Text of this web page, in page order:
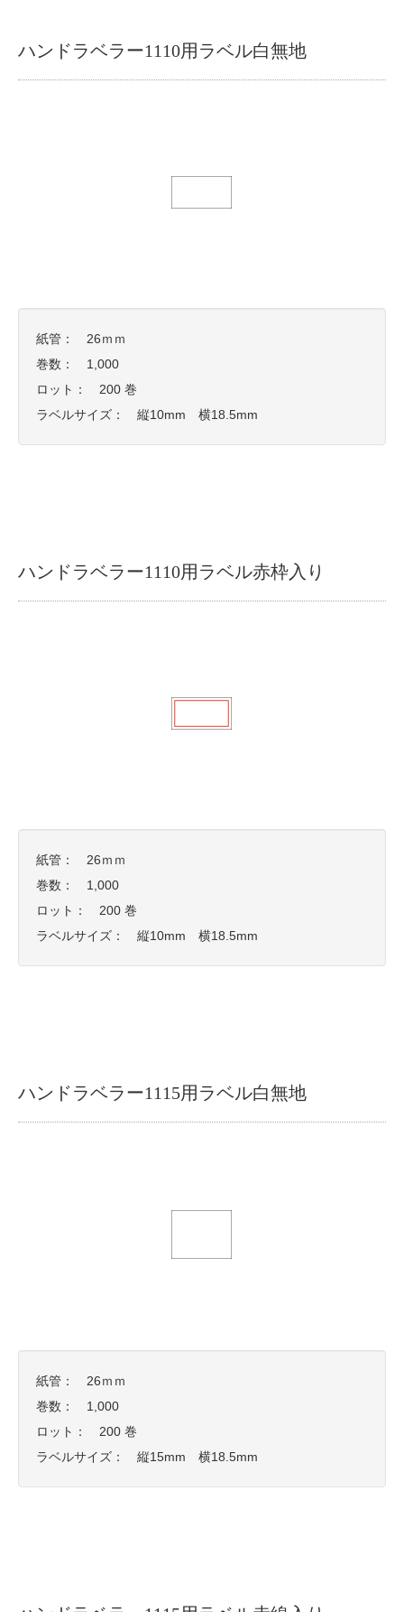
ハンドラベラー1110用ラベル白無地
紙管： 26ｍｍ
巻数： 1,000
ロット： 200 巻
ラベルサイズ： 縦10mm 横18.5mm
ハンドラベラー1110用ラベル赤枠入り
紙管： 26ｍｍ
巻数： 1,000
ロット： 200 巻
ラベルサイズ： 縦10mm 横18.5mm
ハンドラベラー1115用ラベル白無地
紙管： 26ｍｍ
巻数： 1,000
ロット： 200 巻
ラベルサイズ： 縦15mm 横18.5mm